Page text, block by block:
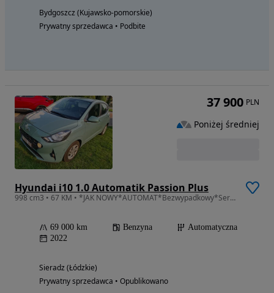
Bydgoszcz (Kujawsko-pomorskie)
Prywatny sprzedawca • Podbite
Hyundai i10 1.0 Automatik Passion Plus
998 cm3 • 67 KM • *JAK NOWY*AUTOMAT*Bezwypadkowy*Serwisowany**Śliczny*Możliwa Zamiana*
69 000 km Benzyna
Automatyczna
2022
Sieradz (Łódzkie)
Prywatny sprzedawca • Opublikowano
37 900 PLN
Poniżej średniej